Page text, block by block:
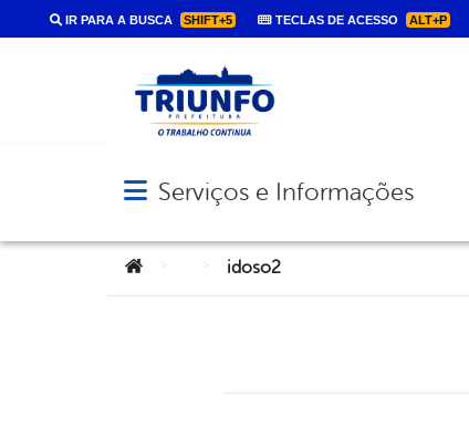
IR PARA A BUSCA SHIFT+5 TECLAS DE ACESSO ALT+P
Abrir menu principal de navegação
Serviços e Informações
Você está aqui:idoso2